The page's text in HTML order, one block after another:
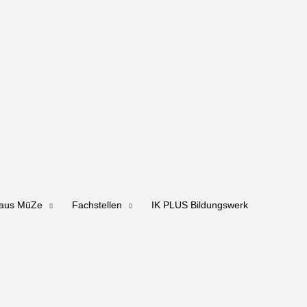
MüZe Fachstellen IK PLUS Bildungswerk